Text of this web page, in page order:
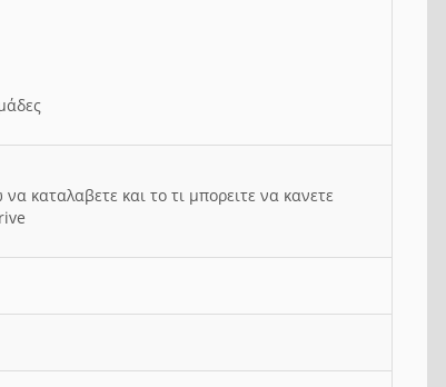
καταλαβετε και το τι μπορειτε να κανετε